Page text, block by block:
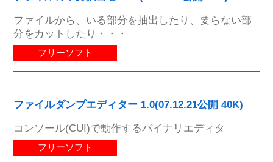
ファイルから、いる部分を抽出したり、要らない部
分をカットしたり・・・
フリーソフト
ファイルダンプエディター 1.0(07.12.21公開 40K)
コンソール(CUI)で動作するバイナリエディタ
フリーソフト